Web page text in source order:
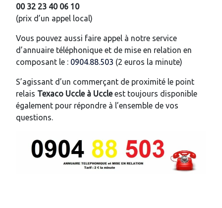
00 32 23 40 06 10
(prix d’un appel local)
Vous pouvez aussi faire appel à notre service
d’annuaire téléphonique et de mise en relation en
composant le : 0904.88.503 (2 euros la minute)
S’agissant d’un commerçant de proximité le point
relais Texaco Uccleà Uccleest toujours disponible
également pour répondre à l’ensemble de vos
questions.